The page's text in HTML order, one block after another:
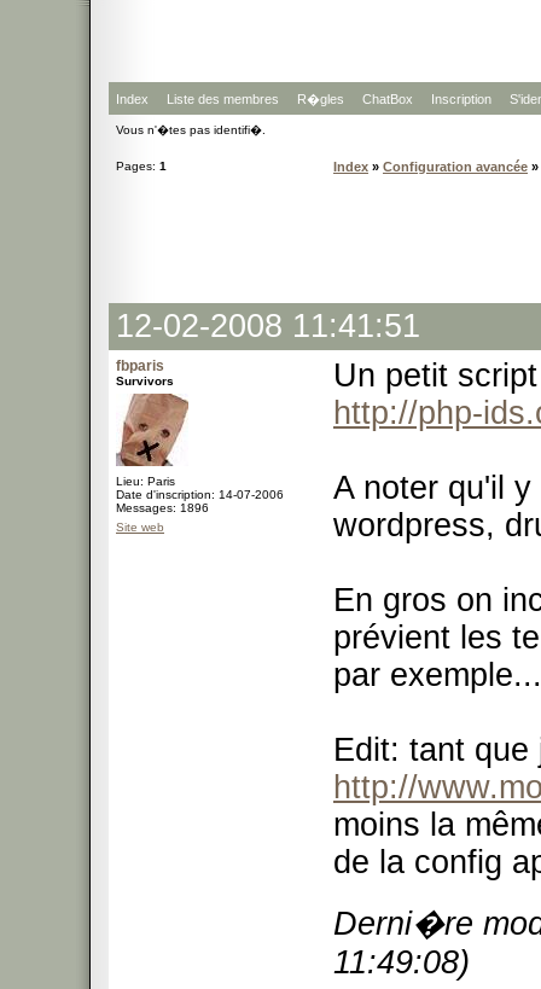
Index Liste des membres R�gles ChatBox Inscription
Vous n'�tes pas identifi�.
Pages: 1 Index » Configuration avancée »
12-02-2008 11:41:51
fbparis
Survivors
Lieu: Paris
Date d'inscription: 14-07-2006
Messages: 1896
Site web
Un petit
http://php-
A noter qu'il
wordpress,
En gros on
prévient les
par exemple...
Edit: tant
http://
moins la
de la config
Derni�re
11:49:08)